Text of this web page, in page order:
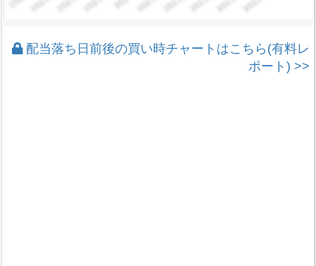
配当落ち日前後の買い時チャートはこちら(有料レ
ポート) >>